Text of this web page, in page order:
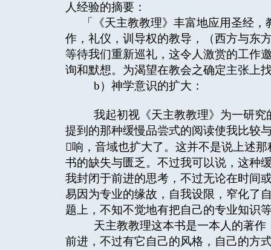
人经验的摘要：
「《天主教教理》丰富地应用圣经
作，礼仪，训导权的教导，（西方与东
等待我们重新巡礼，这令人激赏的工作
询和默想。为渴望在教会之确定主张上
b）神学意识的扩大：
我起初视《天主教教理》为一研究
提到的那种缓慢品尝式的阅读使我比较
响，音域也扩大了。这并不是说上述
书的缺失与匮乏。不过我可以说，这种
我封闭于前进的思考，不过无论在时间
易因为专业的缘故，自我设限，窄化了
题上，不知不觉地有把自己的专业知识
天主教教理这本书是一本人的著作
前进，不过有它自己的风格，自己的方